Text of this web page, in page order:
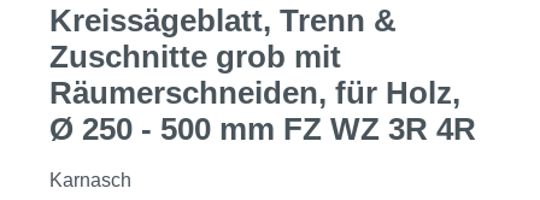
Kreissägeblatt, Trenn &
Zuschnitte grob mit
Räumerschneiden, für Holz,
Ø 250 - 500 mm FZ WZ 3R 4R
Karnasch